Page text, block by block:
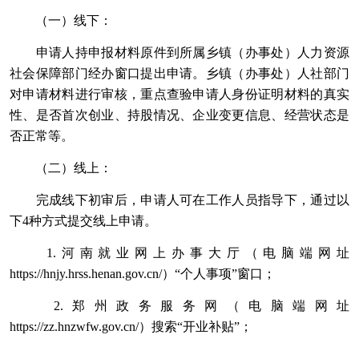
（一）线下：
申请人持申报材料原件到所属乡镇（办事处）人力资源
社会保障部门经办窗口提出申请。乡镇（办事处）人社部门
对申请材料进行审核，重点查验申请人身份证明材料的真实
性、是否首次创业、持股情况、企业变更信息、经营状态是
否正常等。
（二）线上：
完成线下初审后，申请人可在工作人员指导下，通过以
下4种方式提交线上申请。
1.河南就业网上办事大厅（电脑端网址
https://hnjy.hrss.henan.gov.cn/）“个人事项”窗口；
2.郑州政务服务网（电脑端网址
https://zz.hnzwfw.gov.cn/）搜索“开业补贴”；